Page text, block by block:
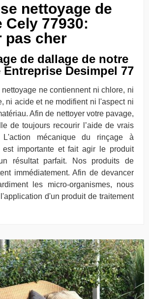
nettoyage de
Cely 77930:
pas cher
de dallage de notre
Desimpel 77
ne contiennent ni chlore, ni
ni acide et ne modifient ni l'aspect ni
Afin de nettoyer votre pavage,
de toujours recourir l’aide de vrais
L'action mécanique du rinçage à
est importante et fait agir le produit
résultat parfait. Nos produits de
immédiatement. Afin de devancer
les micro-organismes, nous
d'un produit de traitement